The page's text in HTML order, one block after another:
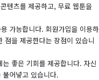
텐츠를 제공하고, 무료 웹툰을
가능합니다. 회원가입을 이용하
점을 제공한다는 장점이 있습니
좋은 기회를 제공합니다. 자신
어넣고 있습니다.